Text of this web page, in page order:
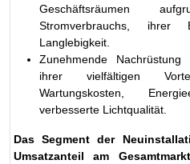
Geschäftsräumen
Stromverbrauchs, ihrer
Langlebigkeit.
Zunehmende
ihrer vielfältigen
Wartungskosten,
verbesserte Lichtqualität.
Das Segment der
Umsatzanteil am